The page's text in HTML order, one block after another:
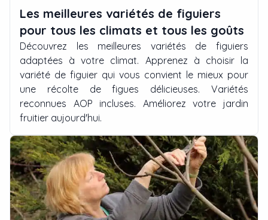
Les meilleures variétés de figuiers
pour tous les climats et tous les goûts
Découvrez les meilleures variétés de figuiers
adaptées à votre climat. Apprenez à choisir la
variété de figuier qui vous convient le mieux pour
une récolte de figues délicieuses. Variétés
reconnues AOP incluses. Améliorez votre jardin
fruitier aujourd'hui.